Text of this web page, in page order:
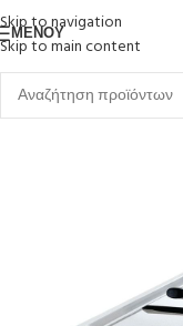
Skip to navigation
Skip to main content
ΜΕΝΟΎ